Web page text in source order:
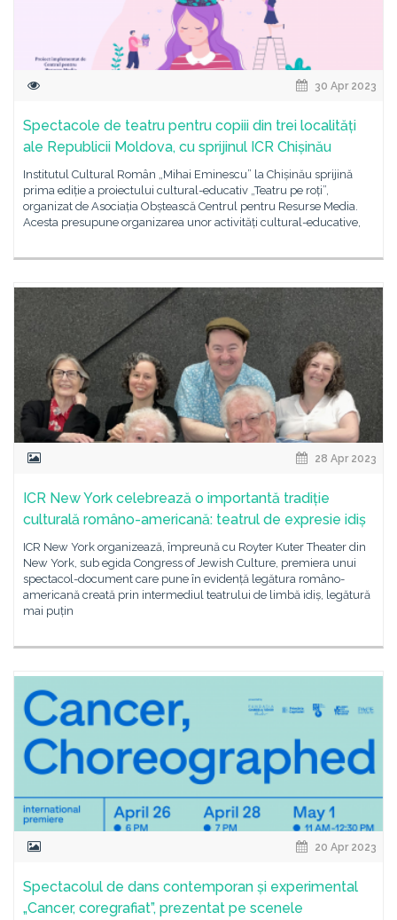
30 Apr 2023
Spectacole de teatru pentru copiii din trei localități
ale Republicii Moldova, cu sprijinul ICR Chișinău
Institutul Cultural Român „Mihai Eminescu” la Chișinău sprijină
prima ediție a proiectului cultural-educativ „Teatru pe roți”,
organizat de Asociația Obștească Centrul pentru Resurse Media.
Acesta presupune organizarea unor activități cultural-educative,
28 Apr 2023
ICR New York celebrează o importantă tradiție
culturală româno-americană: teatrul de expresie idiș
ICR New York organizează, împreună cu Royter Kuter Theater din
New York, sub egida Congress of Jewish Culture, premiera unui
spectacol-document care pune în evidență legătura româno-
americană creată prin intermediul teatrului de limbă idiș, legătură
mai puțin
20 Apr 2023
Spectacolul de dans contemporan și experimental
„Cancer, coregrafiat”, prezentat pe scenele